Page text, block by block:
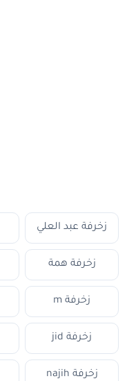
زخرفة عبد العلي
زخرفة همة
زخرفة m
زخرفة jid
زخرفة najih